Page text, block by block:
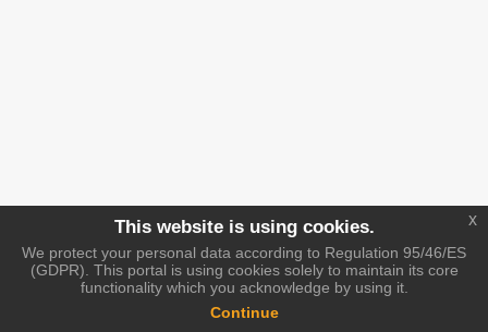
This website is using cookies.
We protect your personal data according to Regulation 95/46/ES
(GDPR). This portal is using cookies solely to maintain its core
functionality which you acknowledge by using it.
Continue
x